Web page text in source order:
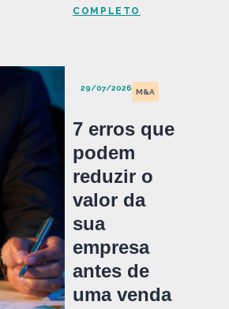
COMPLETO
29/07/2026 M&A
7 erros que
podem
reduzir o
valor da
sua
empresa
antes de
uma venda